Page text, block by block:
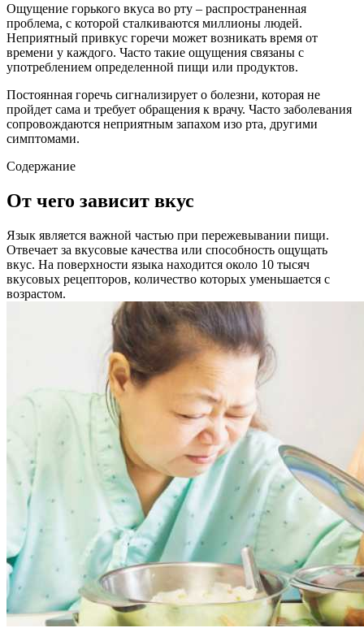
Ощущение горького вкуса во рту – распространенная
проблема, с которой сталкиваются миллионы людей.
Неприятный привкус горечи может возникать время от
времени у каждого. Часто такие ощущения связаны с
употреблением определенной пищи или продуктов.
Постоянная горечь сигнализирует о болезни, которая не
пройдет сама и требует обращения к врачу. Часто заболевания
сопровождаются неприятным запахом изо рта, другими
симптомами.
Содержание
От чего зависит вкус
Язык является важной частью при пережевывании пищи.
Отвечает за вкусовые качества или способность ощущать
вкус. На поверхности языка находится около 10 тысяч
вкусовых рецепторов, количество которых уменьшается с
возрастом.